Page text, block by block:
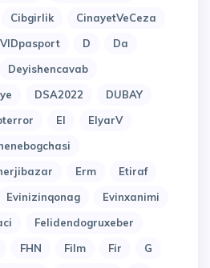
Cibgirlik
CinayetVeCeza
D
Da
Deyishencavab
DSA2022
DUBAY
El
ElyarV
Erm
Etiraf
Evinizinqonag
Evinxanimi
Felidendogruxeber
FHN Film Fir
G